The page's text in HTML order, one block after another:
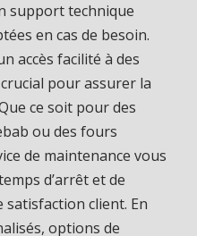
support technique
en cas de besoin.
accès facilité à des
pour assurer la
ce soit pour des
ou des fours
de maintenance vous
d’arrêt et de
client. En
options de